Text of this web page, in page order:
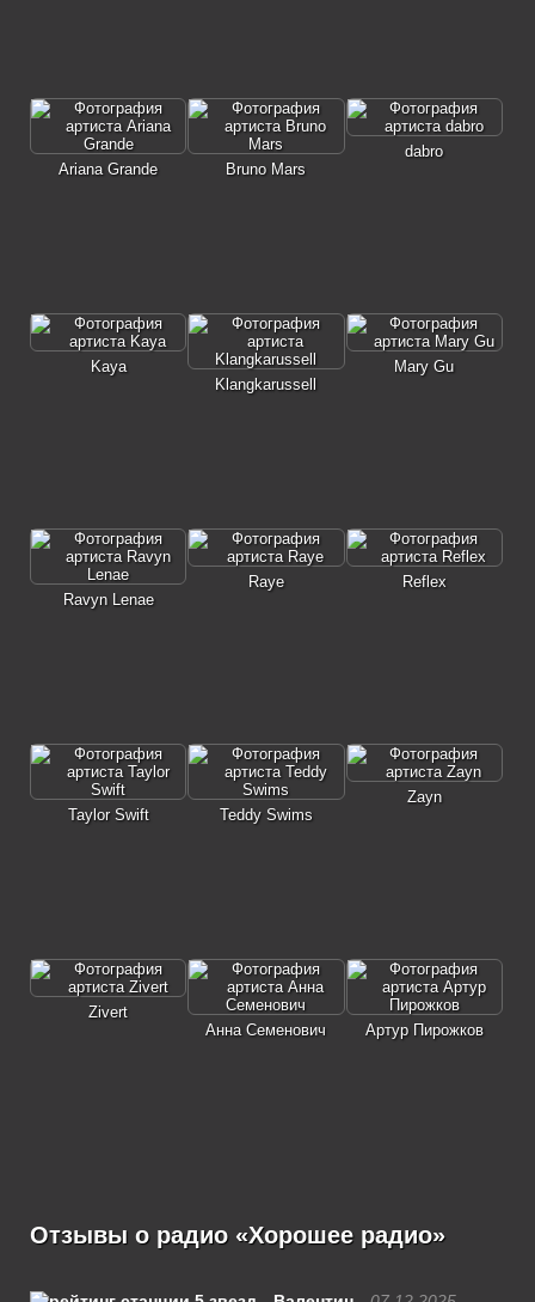
Ariana Grande Bruno Mars
dabro
Kaya
Klangkarussell
Mary Gu
Ravyn Lenae
Raye Reflex
Taylor Swift Teddy Swims
Zayn
Zivert
Анна Семенович
Артур Пирожков
Отзывы о радио «Хорошее радио»